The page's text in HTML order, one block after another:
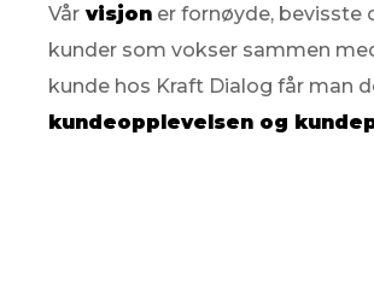
Vår visjon er fornøyde, bevisste
kunder som vokser sammen
kunde hos Kraft Dialog får man
kundeopplevelsen og